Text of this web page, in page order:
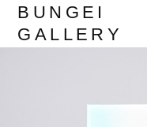
BUNGEI
GALLERY